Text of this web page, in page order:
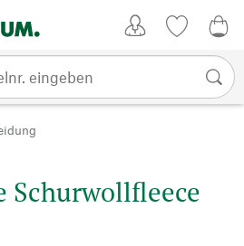
Schurwollfleece